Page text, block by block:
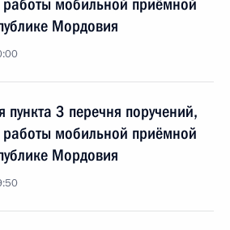
мобильной приёмной
Мордовия
пункта 3 перечня поручений,
мобильной приёмной
Мордовия